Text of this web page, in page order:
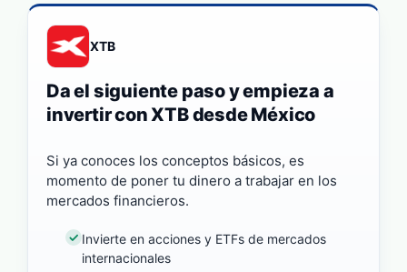
XTB
Da el siguiente paso y empieza a
invertir con XTB desde México
Si ya conoces los conceptos básicos, es
momento de poner tu dinero a trabajar en los
mercados financieros.
Invierte en acciones y ETFs de mercados
internacionales